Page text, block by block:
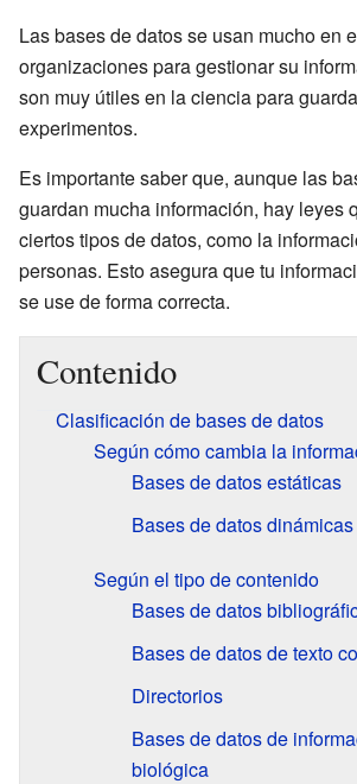
Las bases de datos se usan mucho en
organizaciones para gestionar su
son muy útiles en la ciencia para
experimentos.
Es importante saber que, aunque las
guardan mucha información, hay leyes
ciertos tipos de datos, como la
personas. Esto asegura que tu
se use de forma correcta.
Contenido
Clasificación de bases de datos
Según cómo cambia la
Bases de datos estáticas
Bases de datos dinámicas
Según el tipo de contenido
Bases de datos
Bases de datos de texto
Directorios
Bases de datos de
biológica